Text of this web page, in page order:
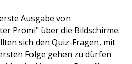
Ausgabe von
Promi" über die Bildschirme.
sich den Quiz-Fragen, mit
Folge gehen zu dürfen